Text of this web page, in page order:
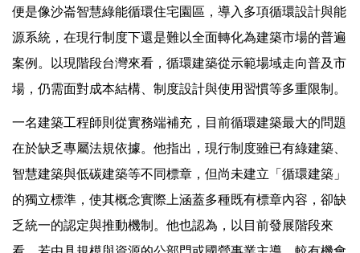
便是像沙崙智慧綠能循環住宅園區，導入多項循環設計與能
源系統，在現行制度下還是難以全面轉化為建築市場的普遍
案例。以現階段台灣來看，循環建築從示範場域走向普及市
場，仍需面對成本結構、制度設計與使用習慣等多重限制。
一名建築工程師則從實務端補充，目前循環建築最大的問題
在於缺乏專屬法規依據。他指出，現行制度雖已有綠建築、
智慧建築與低碳建築等不同標章，但尚未建立「循環建築」
的獨立標準，使其概念實際上涵蓋多種既有標章內容，卻缺
乏統一的認定與推動機制。他也認為，以目前發展階段來